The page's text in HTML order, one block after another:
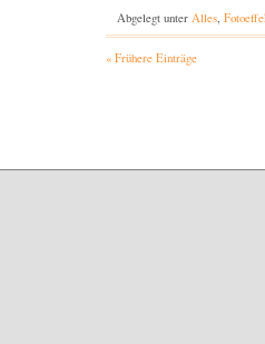
Abgelegt unter Alles,
« Frühere Einträge